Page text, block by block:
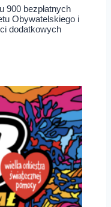
900 bezpłatnych
Obywatelskiego i
dodatkowych